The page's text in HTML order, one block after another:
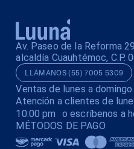
Av. Paseo de la Reforma
alcaldía Cuauhtémoc, C.P.
LLÁMANOS (55) 7005 5309
Ventas de lunes a
Atención a clientes de
10:00 pm o escríbenos a
MÉTODOS DE PAGO